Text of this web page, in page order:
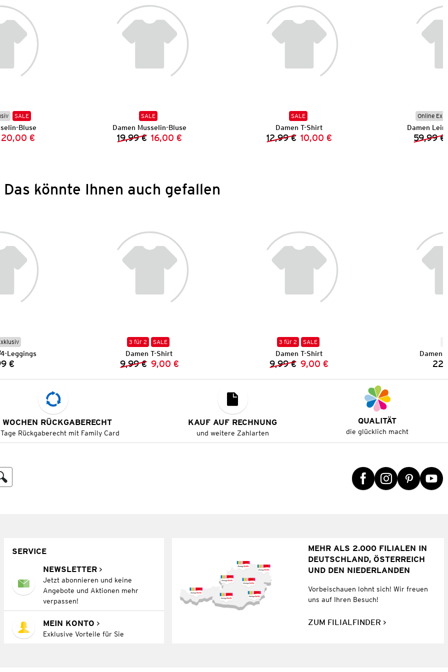
SALE
Bluse
Preis:
Preis:
20,00 €
SALE
Damen Musselin-Bluse
Vorheriger Preis:
19,99 € Neuer Preis:
16,00 €
SALE
Damen T-Shirt
Vorheriger Preis:
12,99 € Neuer Preis:
10,00 €
Online
Damen
59,99 €
Das könnte Ihnen auch gefallen
Leggings
€
3 für 2 SALE
Damen T-Shirt
Vorheriger Preis:
9,99 € Neuer Preis:
9,00 €
3 für 2 SALE
Damen T-Shirt
Vorheriger Preis:
9,99 € Neuer Preis:
9,00 €
Damen
RÜCKGABERECHT
Rückgaberecht mit Family Card
KAUF AUF RECHNUNG
und weitere Zahlarten
QUALITÄT
die glücklich macht
SERVICE
NEWSLETTER
Jetzt abonnieren und keine
Angebote und Aktionen mehr
verpassen!
MEIN KONTO
Exklusive Vorteile für Sie
MEHR ALS 2.000 FILIALEN IN
DEUTSCHLAND, ÖSTERREICH
UND DEN NIEDERLANDEN
Vorbeischauen lohnt sich! Wir freuen
uns auf Ihren Besuch!
ZUM FILIALFINDER